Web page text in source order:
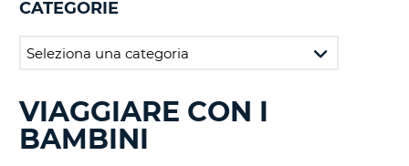
PRENOTAZIONE
CATEGORIE
RICERCA
BLOG
IN
CORSO......
VIAGGIARE CON I
BAMBINI